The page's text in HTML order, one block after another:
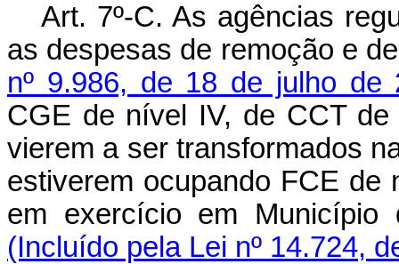
Art. 7º-C. As agências
as despesas de remoção e
nº 9.986, de 18 de julho de
CGE de nível IV, de CCT
vierem a ser transformados
estiverem ocupando FCE de
em exercício em
(Incluído pela Lei nº 14.724,